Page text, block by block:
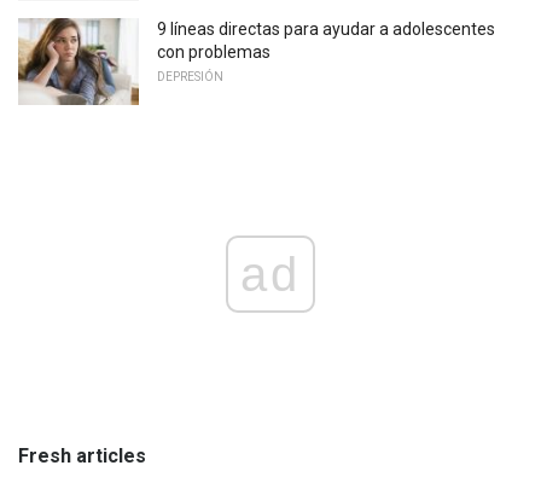
9 líneas directas para ayudar a adolescentes
con problemas
DEPRESIÓN
ad
Fresh articles